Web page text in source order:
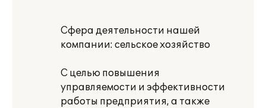
Сфера деятельности нашей
компании: сельское хозяйство
С целью повышения
управляемости и эффективности
работы предприятия, а также